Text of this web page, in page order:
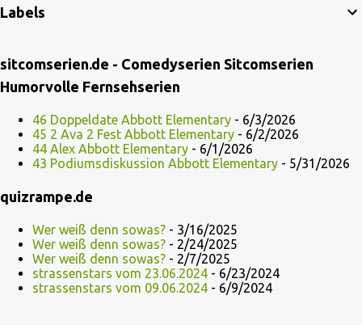
Labels
sitcomserien.de - Comedyserien Sitcomserien
Humorvolle Fernsehserien
46 Doppeldate Abbott Elementary - 6/3/2026
45 2 Ava 2 Fest Abbott Elementary - 6/2/2026
44 Alex Abbott Elementary - 6/1/2026
43 Podiumsdiskussion Abbott Elementary - 5/31/2026
quizrampe.de
Wer weiß denn sowas? - 3/16/2025
Wer weiß denn sowas? - 2/24/2025
Wer weiß denn sowas? - 2/7/2025
strassenstars vom 23.06.2024 - 6/23/2024
strassenstars vom 09.06.2024 - 6/9/2024